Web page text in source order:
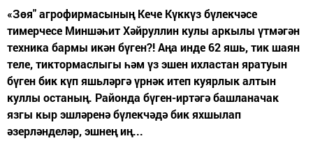
«Зөя" агрофирмасының Кече Күккүз бүлекчәсе
тимерчесе Миншәһит Хәйруллин кулы аркылы үтмәгән
техника бармы икән бүген?! Аңа инде 62 яшь, тик шаян
теле, тиктормаслыгы һәм үз эшен ихластан яратуын
бүген бик күп яшьләргә үрнәк итеп куярлык алтын
куллы останың. Районда бүген-иртәгә башланачак
язгы кыр эшләренә бүлекчәдә бик яхшылап
әзерләнделәр, эшнең иң...